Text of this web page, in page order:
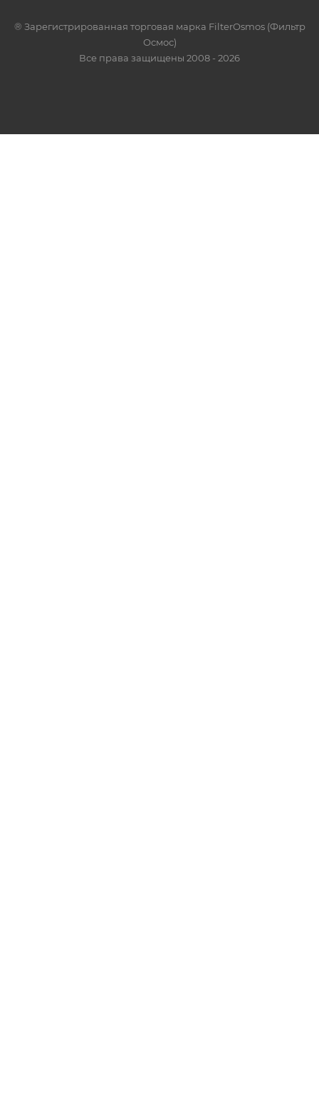
® Зарегистрированная торговая марка FilterOsmos (Фильтр
Осмос)
Все права защищены 2008 - 2026